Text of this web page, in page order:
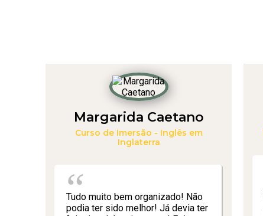
Margarida Caetano
Curso de Imersão - Inglês em
Inglaterra
Tudo muito bem organizado! Não
podia ter sido melhor! Já devia ter